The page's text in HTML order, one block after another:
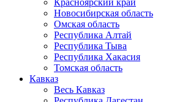
Красноярский край
Новосибирская область
Омская область
Республика Алтай
Республика Тыва
Республика Хакасия
Томская область
Кавказ
Весь Кавказ